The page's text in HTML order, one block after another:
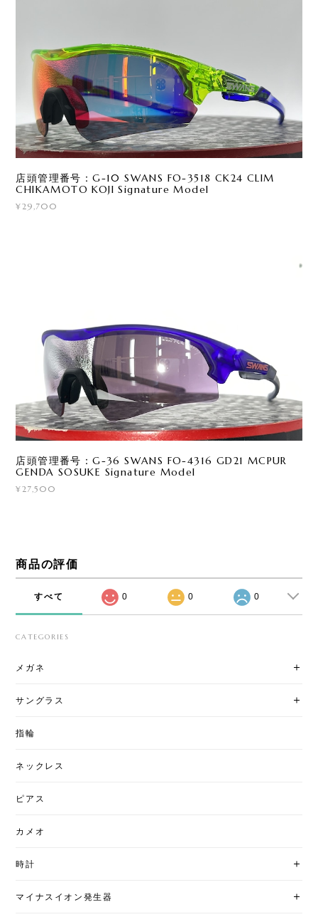
店頭管理番号：G-10 SWANS FO-3518 CK24 CLIM
CHIKAMOTO KOJI Signature Model
¥29,700
店頭管理番号：G-36 SWANS FO-4316 GD21 MCPUR
GENDA SOSUKE Signature Model
¥27,500
商品の評価
すべて 0 0 0
CATEGORIES
メガネ
サングラス
指輪
ネックレス
ピアス
カメオ
時計
マイナスイオン発生器